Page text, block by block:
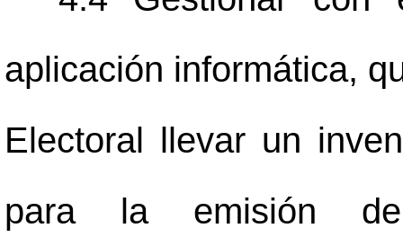
aplicación informática,
Electoral llevar un
para la emisión